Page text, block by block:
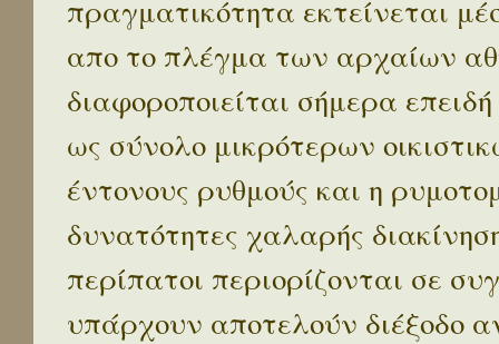
πραγματικότητα εκτείνεται
απο το πλέγμα των αρχαίων
διαφοροποιείται σήμερα
ως σύνολο μικρότερων
έντονους ρυθμούς και η
δυνατότητες χαλαρής
περίπατοι περιορίζονται σε
υπάρχουν αποτελούν διέξοδο